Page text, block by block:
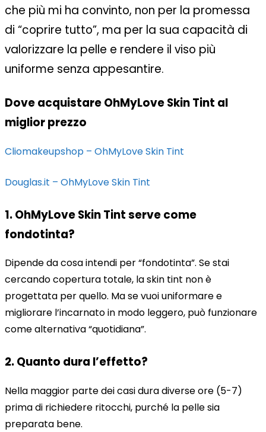
che più mi ha convinto, non per la promessa
di “coprire tutto”, ma per la sua capacità di
valorizzare la pelle e rendere il viso più
uniforme senza appesantire.
Dove acquistare OhMyLove Skin Tint al
miglior prezzo
Cliomakeupshop – OhMyLove Skin Tint
Douglas.it – OhMyLove Skin Tint
1.OhMyLove Skin Tint serve come
fondotinta?
Dipende da cosa intendi per “fondotinta”. Se stai
cercando copertura totale, la skin tint non è
progettata per quello. Ma se vuoi uniformare e
migliorare l’incarnato in modo leggero, può funzionare
come alternativa “quotidiana”.
2.Quanto dura l’effetto?
Nella maggior parte dei casi dura diverse ore (5-7)
prima di richiedere ritocchi, purché la pelle sia
preparata bene.